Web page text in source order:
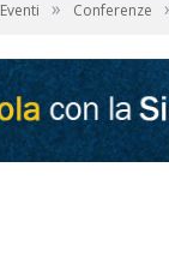
Eventi » Conferenze